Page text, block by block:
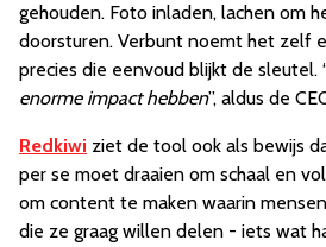
gehouden. Foto inladen, lachen om
doorsturen. Verbunt noemt het zelf
precies die eenvoud blijkt de sleutel.
enorme impact hebben”, aldus de
Redkiwi ziet de tool ook als bewijs
per se moet draaien om schaal en
om content te maken waarin
die ze graag willen delen - iets wat